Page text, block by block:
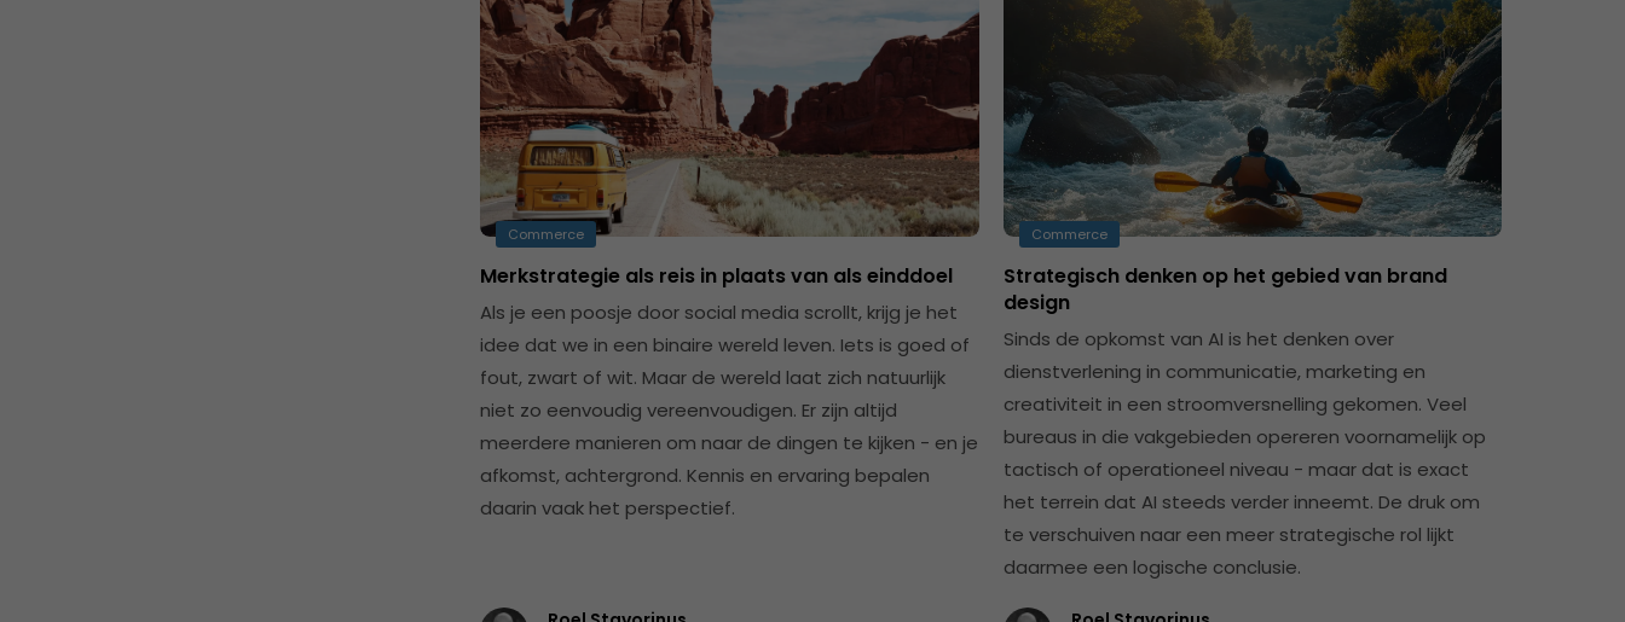
Commerce
Merkstrategie als reis in plaats van als einddoel
Als je een poosje door social media scrollt, krijg je het
idee dat we in een binaire wereld leven. Iets is goed of
fout, zwart of wit. Maar de wereld laat zich natuurlijk
niet zo eenvoudig vereenvoudigen. Er zijn altijd
meerdere manieren om naar de dingen te kijken - en je
afkomst, achtergrond. Kennis en ervaring bepalen
daarin vaak het perspectief.
Commerce
Strategisch denken op het gebied van brand
design
Sinds de opkomst van AI is het denken over
dienstverlening in communicatie, marketing en
creativiteit in een stroomversnelling gekomen. Veel
bureaus in die vakgebieden opereren voornamelijk op
tactisch of operationeel niveau - maar dat is exact
het terrein dat AI steeds verder inneemt. De druk om
te verschuiven naar een meer strategische rol lijkt
daarmee een logische conclusie.